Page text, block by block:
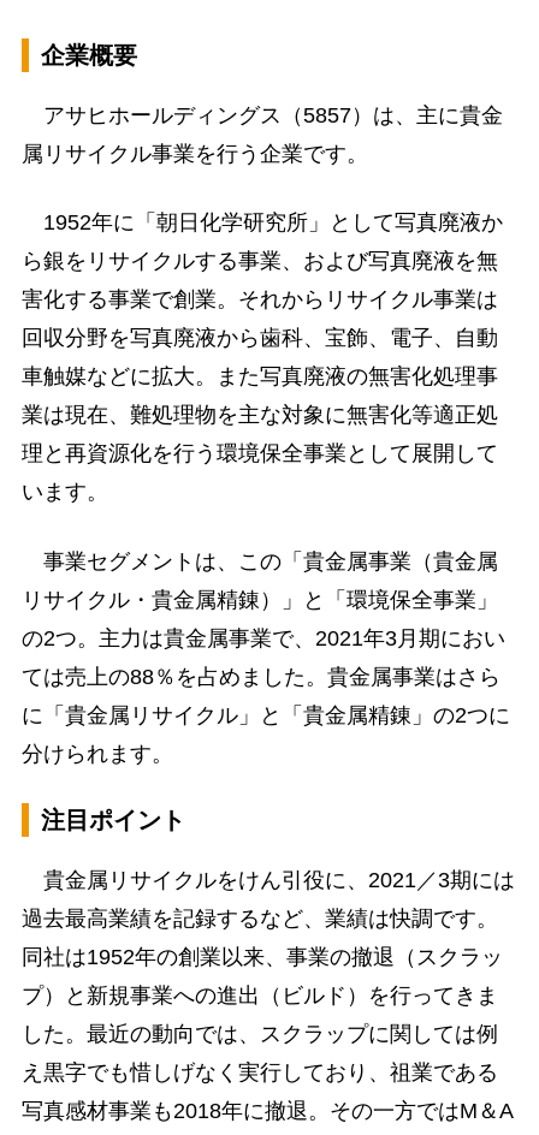
企業概要
アサヒホールディングス（5857）は、主に貴金
属リサイクル事業を行う企業です。
1952年に「朝日化学研究所」として写真廃液か
ら銀をリサイクルする事業、および写真廃液を無
害化する事業で創業。それからリサイクル事業は
回収分野を写真廃液から歯科、宝飾、電子、自動
車触媒などに拡大。また写真廃液の無害化処理事
業は現在、難処理物を主な対象に無害化等適正処
理と再資源化を行う環境保全事業として展開して
います。
事業セグメントは、この「貴金属事業（貴金属
リサイクル・貴金属精錬）」と「環境保全事業」
の2つ。主力は貴金属事業で、2021年3月期におい
ては売上の88％を占めました。貴金属事業はさら
に「貴金属リサイクル」と「貴金属精錬」の2つに
分けられます。
注目ポイント
貴金属リサイクルをけん引役に、2021／3期には
過去最高業績を記録するなど、業績は快調です。
同社は1952年の創業以来、事業の撤退（スクラッ
プ）と新規事業への進出（ビルド）を行ってきま
した。最近の動向では、スクラップに関しては例
え黒字でも惜しげなく実行しており、祖業である
写真感材事業も2018年に撤退。その一方ではM＆A